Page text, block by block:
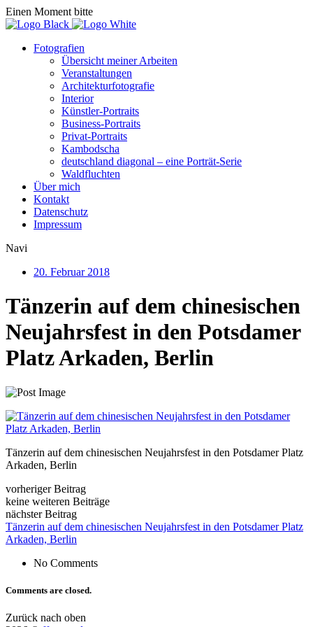
Einen Moment bitte
Fotografien
Übersicht meiner Arbeiten
Veranstaltungen
Architekturfotografie
Interior
Künstler-Portraits
Business-Portraits
Privat-Portraits
Kambodscha
deutschland diagonal – eine Porträt-Serie
Waldfluchten
Über mich
Kontakt
Datenschutz
Impressum
Navi
20. Februar 2018
Tänzerin auf dem chinesischen
Neujahrsfest in den Potsdamer
Platz Arkaden, Berlin
Tänzerin auf dem chinesischen Neujahrsfest in den Potsdamer Platz
Arkaden, Berlin
vorheriger Beitrag
keine weiteren Beiträge
nächster Beitrag
Tänzerin auf dem chinesischen Neujahrsfest in den Potsdamer Platz
Arkaden, Berlin
No Comments
Comments are closed.
Zurück nach oben